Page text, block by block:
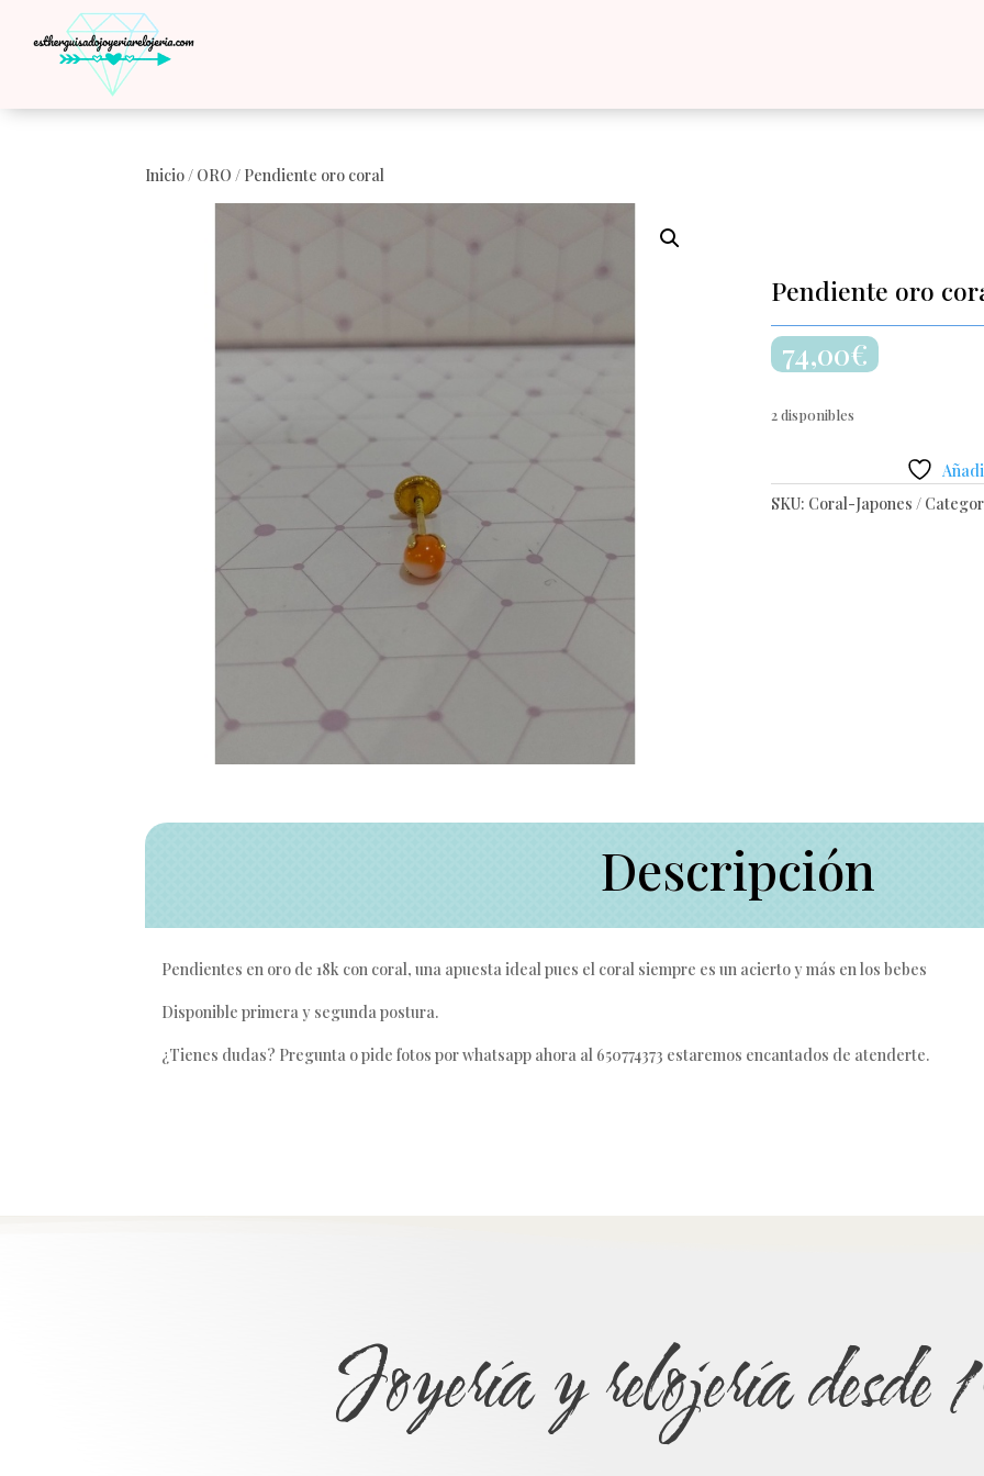
Inicio/ ORO / Pendiente oro coral
Pendiente oro
74,00€
2 disponibles
SKU: Coral-Japones
Descripción
Pendientes en oro de 18k con coral, una apuesta ideal pues el coral siempre es un acierto y más en los bebes
Disponible primera y segunda postura.
¿Tienes dudas? Pregunta o pide fotos por whatsapp ahora al 650774373 estaremos encantados de atenderte.
Joyería y relojería